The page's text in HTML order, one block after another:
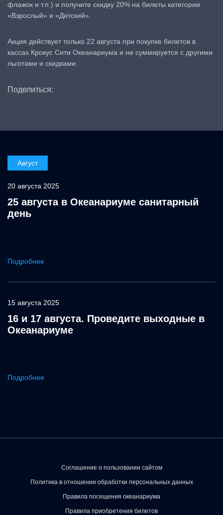
флажок и т.п.) и получите скидку 20% на билеты категории
«Взрослый» и «Детский».
Акция действует только 22 августа при покупке билетов в
кассах Крокус Сити Океанариума и не суммируется с другими
льготами и скидками.
Поделиться:
Август
20 августа 2025
25 августа в Океанариуме санитарный
день
Подробнее
15 августа 2025
16 и 17 августа. Проведите выходные в
Океанариуме
Подробнее
Соглашение о пользовании сайтом
Политика в отношении обработки персональных данных
Правила посещения океанариума
Правила приобретения билетов